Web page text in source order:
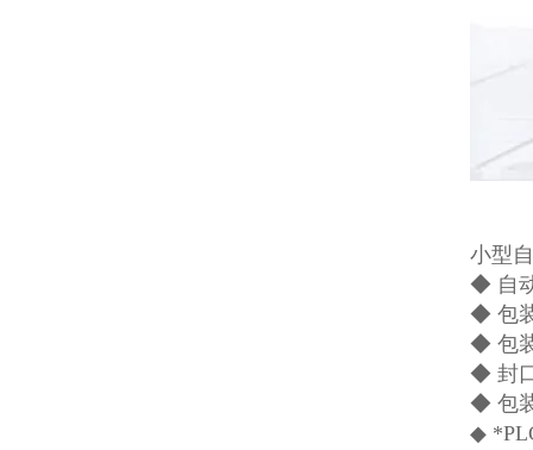
小型
◆ 自
◆ 包
◆ 包
◆ 封
◆ 包
◆